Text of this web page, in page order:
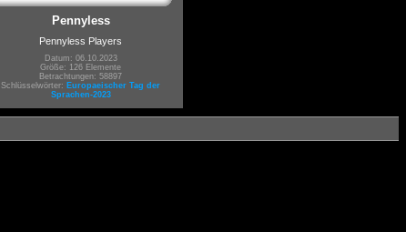
Pennyless
Pennyless Players
Datum: 06.10.2023
Größe: 126 Elemente
Betrachtungen: 58897
Schlüsselwörter: Europaeischer Tag der
Sprachen-2023